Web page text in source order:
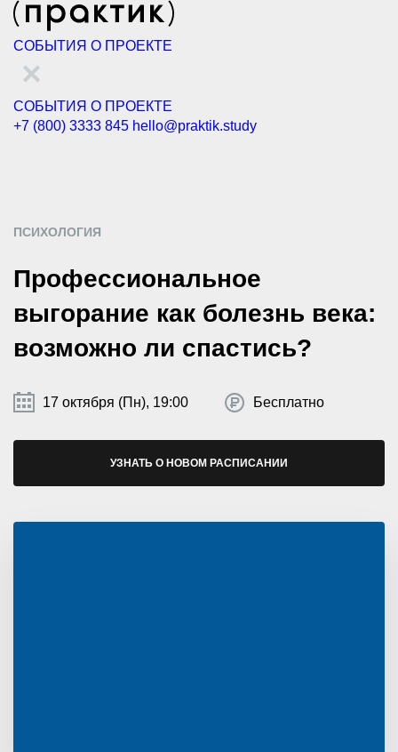
СОБЫТИЯ О ПРОЕКТЕ
СОБЫТИЯ О ПРОЕКТЕ
+7 (800) 3333 845 hello@praktik.study
ПСИХОЛОГИЯ
Профессиональное
выгорание как болезнь века:
возможно ли спастись?
17 октября (Пн), 19:00 Бесплатно
УЗНАТЬ О НОВОМ РАСПИСАНИИ